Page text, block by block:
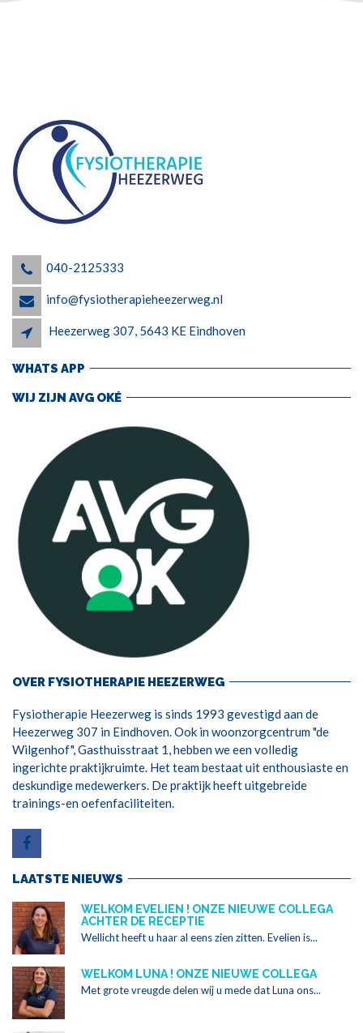
040-2125333
info@fysiotherapieheezerweg.nl
Heezerweg 307, 5643 KE Eindhoven
WHATS APP
WIJ ZIJN AVG OKÉ
OVER FYSIOTHERAPIE HEEZERWEG
Fysiotherapie Heezerweg is sinds 1993 gevestigd aan de
Heezerweg 307 in Eindhoven. Ook in woonzorgcentrum "de
Wilgenhof", Gasthuisstraat 1, hebben we een volledig
ingerichte praktijkruimte. Het team bestaat uit enthousiaste en
deskundige medewerkers. De praktijk heeft uitgebreide
trainings-en oefenfaciliteiten.
LAATSTE NIEUWS
WELKOM EVELIEN ! ONZE NIEUWE COLLEGA
ACHTER DE RECEPTIE
Wellicht heeft u haar al eens zien zitten. Evelien is...
WELKOM LUNA ! ONZE NIEUWE COLLEGA
Met grote vreugde delen wij u mede dat Luna ons...